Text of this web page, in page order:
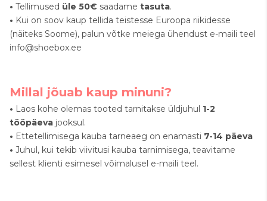
• Tellimused üle 50€ saadame tasuta.
• Kui on soov kaup tellida teistesse Euroopa riikidesse
(näiteks Soome), palun võtke meiega ühendust e-maili teel
info@shoebox.ee
Millal jõuab kaup minuni?
• Laos kohe olemas tooted tarnitakse üldjuhul 1-2
tööpäeva jooksul.
• Ettetellimisega kauba tarneaeg on enamasti 7-14 päeva
• Juhul, kui tekib viivitusi kauba tarnimisega, teavitame
sellest klienti esimesel võimalusel e-maili teel.